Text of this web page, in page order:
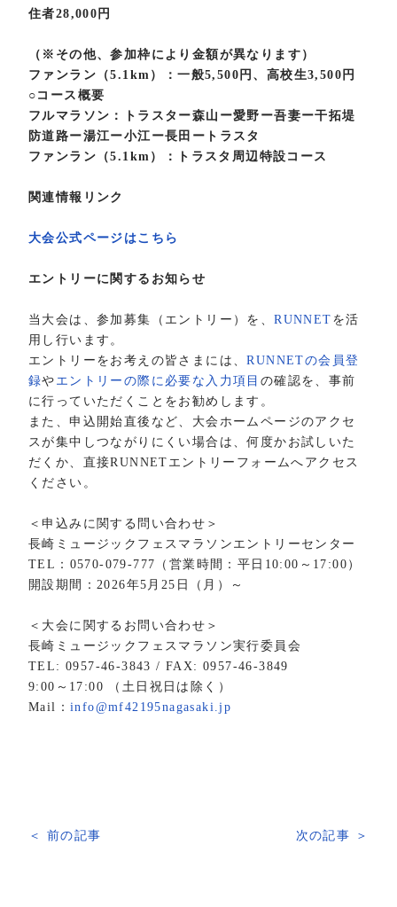
住者28,000円
（※その他、参加枠により金額が異なります）
ファンラン（5.1km）：一般5,500円、高校生3,500円
○コース概要
フルマラソン：トラスター森山ー愛野ー吾妻ー干拓堤
防道路ー湯江ー小江ー長田ートラスタ
ファンラン（5.1km）：トラスタ周辺特設コース
関連情報リンク
大会公式ページはこちら
エントリーに関するお知らせ
当大会は、参加募集（エントリー）を、RUNNET を活
用し行います。
エントリーをお考えの皆さまには、RUNNETの会員登
録や エントリーの際に必要な入力項目 の確認を、事前
に行っていただくことをお勧めします。
また、申込開始直後など、大会ホームページのアクセ
スが集中しつながりにくい場合は、何度かお試しいた
だくか、直接RUNNETエントリーフォームへアクセス
ください。
＜申込みに関する問い合わせ＞
長崎ミュージックフェスマラソンエントリーセンター
TEL：0570-079-777（営業時間：平日10:00～17:00）
開設期間：2026年5月25日（月）～
＜大会に関するお問い合わせ＞
長崎ミュージックフェスマラソン実行委員会
TEL: 0957-46-3843 / FAX: 0957-46-3849
9:00～17:00 （土日祝日は除く）
Mail： info@mf42195nagasaki.jp
＜ 前の記事 次の記事 ＞